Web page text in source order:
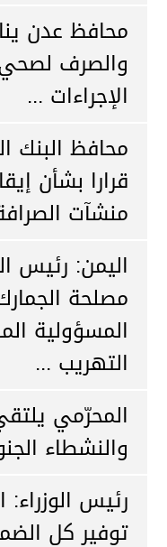
محافظ عدن
والصرف
الإجراءات ...
محافظ البنك
قرارا بشأن
منشآت
اليمن: رئيس
مصلحة
المسؤولية
التهريب ...
المحرّمي
والنشطاء
رئيس
توفير كل